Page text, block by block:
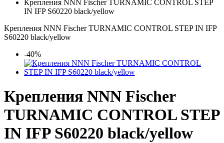
Крепления NNN Fischer TURNAMIC CONTROL STEP
IN IFP S60220 black/yellow
Крепления NNN Fischer TURNAMIC CONTROL STEP IN IFP
S60220 black/yellow
-40%
Крепления NNN Fischer
TURNAMIC CONTROL STEP
IN IFP S60220 black/yellow